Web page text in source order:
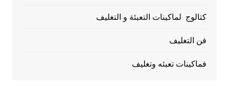
كتالوج لماكينات التعبئة و التغليف
فن التغليف
فماكينات تعبئه وتغليف